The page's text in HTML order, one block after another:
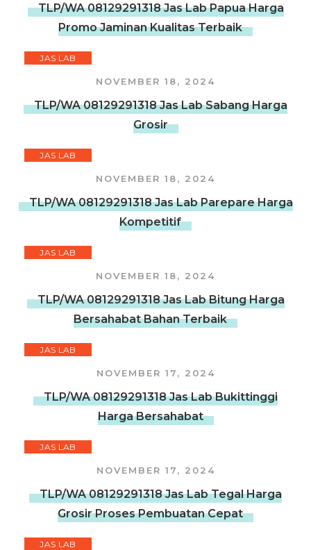
TLP/WA 08129291318 Jas Lab Papua Harga
Promo Jaminan Kualitas Terbaik
JAS LAB
NOVEMBER 18, 2024
TLP/WA 08129291318 Jas Lab Sabang Harga
Grosir
JAS LAB
NOVEMBER 18, 2024
TLP/WA 08129291318 Jas Lab Parepare Harga
Kompetitif
JAS LAB
NOVEMBER 18, 2024
TLP/WA 08129291318 Jas Lab Bitung Harga
Bersahabat Bahan Terbaik
JAS LAB
NOVEMBER 17, 2024
TLP/WA 08129291318 Jas Lab Bukittinggi
Harga Bersahabat
JAS LAB
NOVEMBER 17, 2024
TLP/WA 08129291318 Jas Lab Tegal Harga
Grosir Proses Pembuatan Cepat
JAS LAB